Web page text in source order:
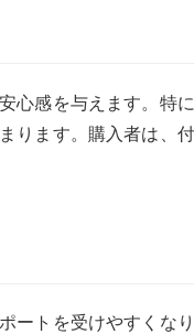
心感を与えます。特
ります。購入者は、
ートを受けやすくな